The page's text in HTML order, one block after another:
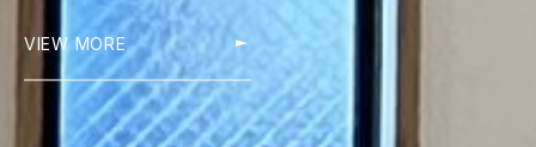
CONCEPT SHOWROOM
ショールーム
CONTACT
お問い合わせ
VIEW MORE